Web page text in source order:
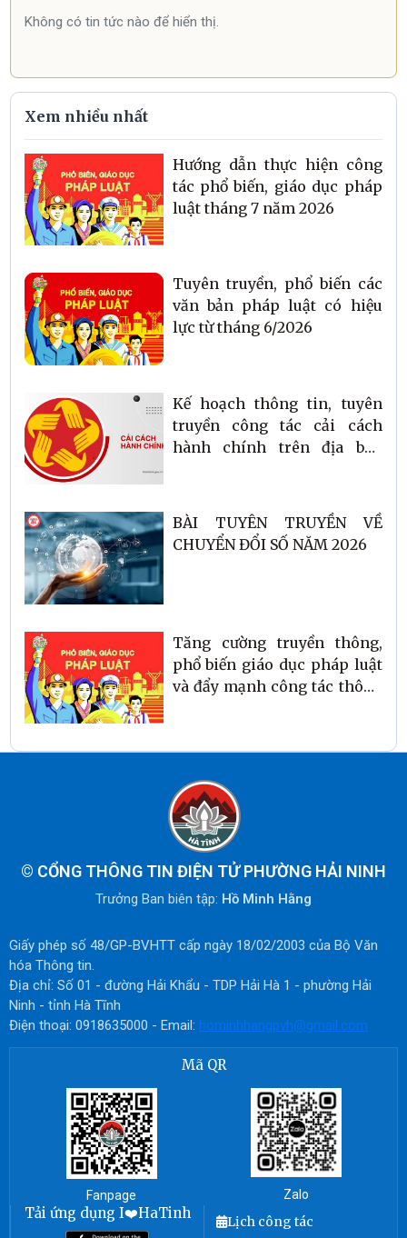
Không có tin tức nào để hiển thị.
Xem nhiều nhất
Hướng dẫn thực hiện công
tác phổ biến, giáo dục pháp
luật tháng 7 năm 2026
Tuyên truyền, phổ biến các
văn bản pháp luật có hiệu
lực từ tháng 6/2026
Kế hoạch thông tin, tuyên
truyền công tác cải cách
hành chính trên địa bàn
BÀI TUYÊN TRUYỀN VỀ
CHUYỂN ĐỔI SỐ NĂM 2026
Tăng cường truyền thông,
phổ biến giáo dục pháp luật
và đẩy mạnh công tác thông
© CỔNG THÔNG TIN ĐIỆN TỬ PHƯỜNG HẢI NINH
Trưởng Ban biên tập: Hồ Minh Hằng
Giấy phép số 48/GP-BVHTT cấp ngày 18/02/2003 của Bộ Văn
hóa Thông tin.
Địa chỉ: Số 01 - đường Hải Khẩu - TDP Hải Hà 1 - phường Hải
Ninh - tỉnh Hà Tĩnh
Điện thoại: 0918635000 - Email: hominhhangpvh@gmail.com
Mã QR
Fanpage Zalo
Tải ứng dụng I❤️HaTinh Lịch công tác